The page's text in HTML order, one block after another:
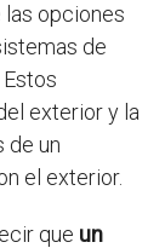
las opciones
de
exterior y la
de un
el exterior.
que un